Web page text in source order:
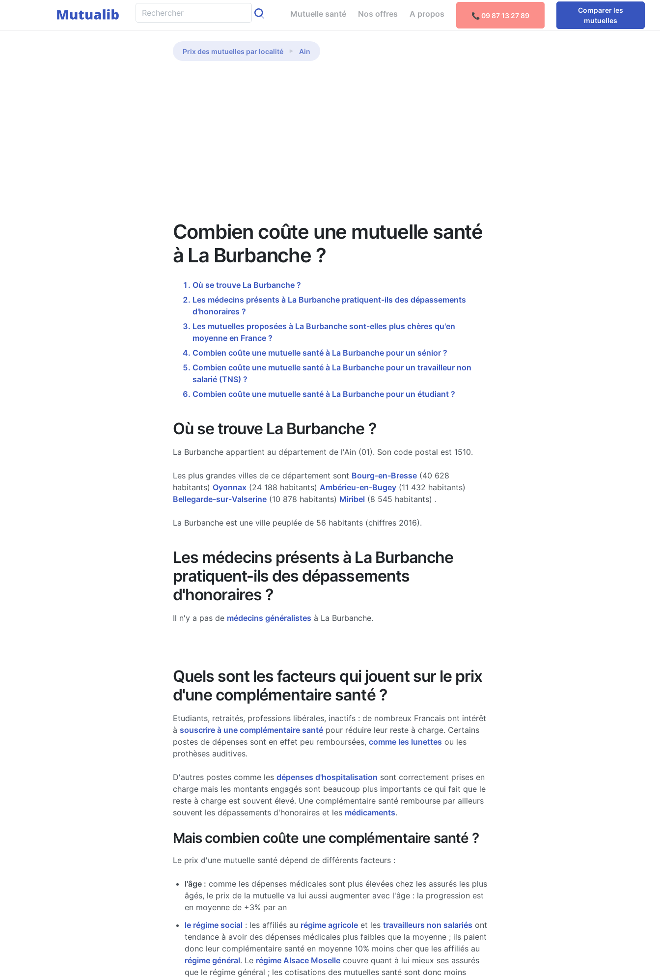
Mutuelle santé Nos offres A propos 📞 09 87 13 27 89
Comparer les
mutuelles
Comparer les mutuelles
Prix des mutuelles par localité Ain
Combien coûte une mutuelle santé
à La Burbanche ?
Où se trouve La Burbanche ?
Les médecins présents à La Burbanche pratiquent-ils des dépassements
d'honoraires ?
Les mutuelles proposées à La Burbanche sont-elles plus chères qu'en
moyenne en France ?
Combien coûte une mutuelle santé à La Burbanche pour un sénior ?
Combien coûte une mutuelle santé à La Burbanche pour un travailleur non
salarié (TNS) ?
Combien coûte une mutuelle santé à La Burbanche pour un étudiant ?
Où se trouve La Burbanche ?
La Burbanche appartient au département de l'Ain (01). Son code postal est 1510.
Les plus grandes villes de ce département sont Bourg-en-Bresse(40 628
habitants) Oyonnax(24 188 habitants) Ambérieu-en-Bugey(11 432 habitants)
Bellegarde-sur-Valserine(10 878 habitants) Miribel (8 545 habitants) .
La Burbanche est une ville peuplée de 56 habitants (chiffres 2016).
Les médecins présents à La Burbanche
pratiquent-ils des dépassements
d'honoraires ?
Il n'y a pas de médecins généralistes à La Burbanche.
Quels sont les facteurs qui jouent sur le prix
d'une complémentaire santé ?
Etudiants, retraités, professions libérales, inactifs : de nombreux Francais ont intérêt
à souscrire à une complémentaire santépour réduire leur reste à charge. Certains
postes de dépenses sont en effet peu remboursées, comme les lunettes ou les
prothèses auditives.
D'autres postes comme les dépenses d'hospitalisation sont correctement prises en
charge mais les montants engagés sont beaucoup plus importants ce qui fait que le
reste à charge est souvent élevé. Une complémentaire santé rembourse par ailleurs
souvent les dépassements d'honoraires et les médicaments.
Mais combien coûte une complémentaire santé ?
Le prix d'une mutuelle santé dépend de différents facteurs :
l'âge : comme les dépenses médicales sont plus élevées chez les assurés les plus
âgés, le prix de la mutuelle va lui aussi augmenter avec l'âge : la progression est
en moyenne de +3% par an
le régime social : les affiliés au régime agricoleet les travailleurs non salariés ont
tendance à avoir des dépenses médicales plus faibles que la moyenne ; ils paient
donc leur complémentaire santé en moyenne 10% moins cher que les affiliés au
régime général. Le régime Alsace Mosellecouvre quant à lui mieux ses assurés
que le régime général ; les cotisations des mutuelles santé sont donc moins